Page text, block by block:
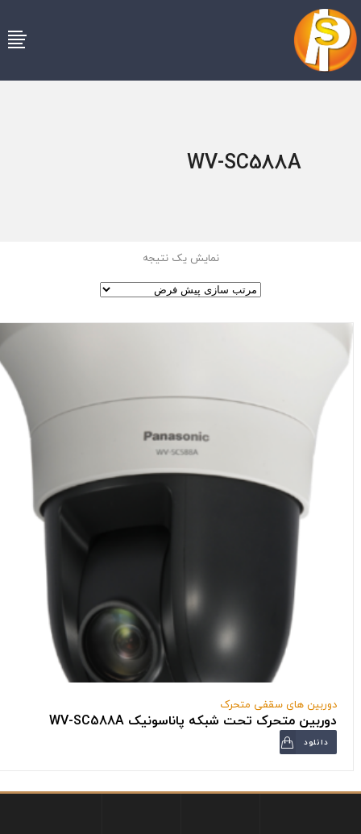
WV-SC588A
نمایش یک نتیجه
دوربین های سقفی متحرک
دوربین متحرک تحت شبکه پاناسونیک WV-SC588A
دانلود